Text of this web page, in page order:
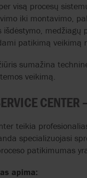
visą procesų
iki montavimo,
išdėstymo,
patikimą veikimą
sumažina
veikimą.
teikia
specializuojasi
patikimumas
apima: